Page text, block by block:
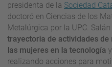
presidenta de la Sociedad
doctoró en Ciencias de los
Metalúrgica por la UPC.
trayectoria de actividades
las mujeres en la tecnología
realizando acciones para